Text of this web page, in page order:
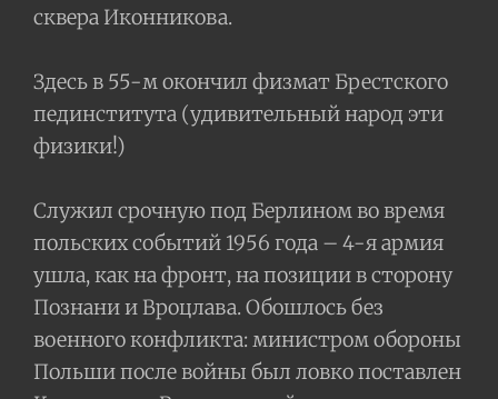
сквера Иконникова.
Здесь в 55-м окончил физмат Брестского
пединститута (удивительный народ эти
физики!)
Служил срочную под Берлином во время
польских событий 1956 года – 4-я армия
ушла, как на фронт, на позиции в сторону
Познани и Вроцлава. Обошлось без
военного конфликта: министром обороны
Польши после войны был ловко поставлен